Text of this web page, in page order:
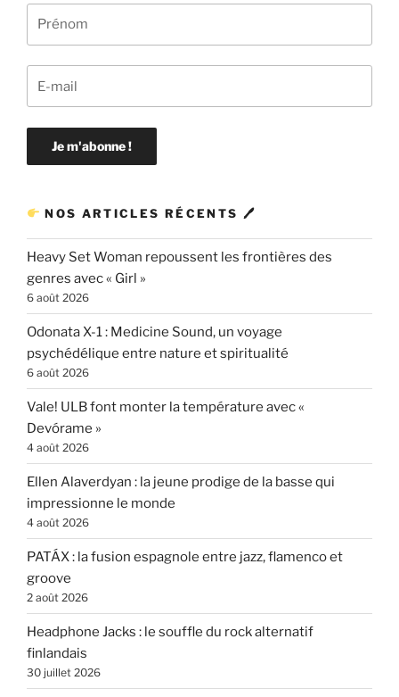
NOS ARTICLES RÉCENTS 🖊
Heavy Set Woman repoussent les frontières des
genres avec « Girl »
6 août 2026
Odonata X-1 : Medicine Sound, un voyage
psychédélique entre nature et spiritualité
6 août 2026
Vale! ULB font monter la température avec «
Devórame »
4 août 2026
Ellen Alaverdyan : la jeune prodige de la basse qui
impressionne le monde
4 août 2026
PATÁX : la fusion espagnole entre jazz, flamenco et
groove
2 août 2026
Headphone Jacks : le souffle du rock alternatif
finlandais
30 juillet 2026